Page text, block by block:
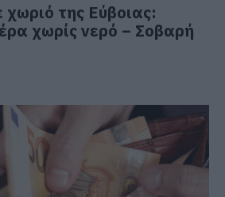
της Εύβοιας:
χωρίς νερό – Σοβαρή